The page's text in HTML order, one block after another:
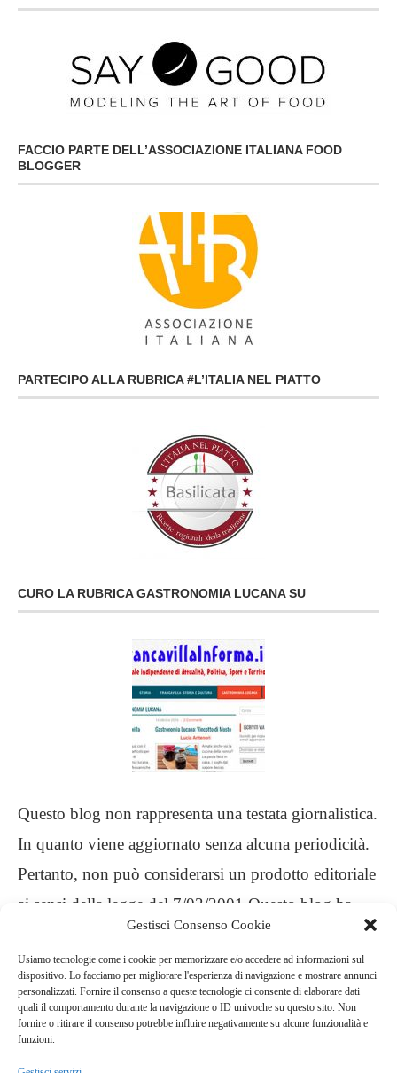
Gestisci Consenso Cookie
Usiamo tecnologie come i cookie per memorizzare e/o accedere ad informazioni sul
dispositivo. Lo facciamo per migliorare l'esperienza di navigazione e mostrare annunci
personalizzati. Fornire il consenso a queste tecnologie ci consente di elaborare dati
quali il comportamento durante la navigazione o ID univoche su questo sito. Non
fornire o ritirare il consenso potrebbe influire negativamente su alcune funzionalità e
funzioni.
FACCIO PARTE DELL’ASSOCIAZIONE ITALIANA FOOD
BLOGGER
PARTECIPO ALLA RUBRICA #L’ITALIA NEL PIATTO
CURO LA RUBRICA GASTRONOMIA LUCANA SU
Questo blog non rappresenta una testata giornalistica.
In quanto viene aggiornato senza alcuna periodicità.
Pertanto, non può considerarsi un prodotto editoriale
ai sensi della legge del 7/03/2001 Questo blog ha
carattere personale, non è mio intento infrangere
alcun diritto d’autore
.